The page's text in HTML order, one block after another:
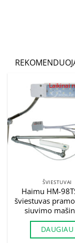
Laikinai
ŠVIESTUVAI
Haimu HM-
šviestuvas
siuvimo
DAUGIAU